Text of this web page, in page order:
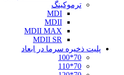
ترموکینگ
MDI
MDII
MDII MAX
MDII SR
پلیت ذخیره سرما در ابعاد
70*100
70*110